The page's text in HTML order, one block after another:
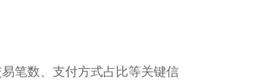
笔数、支付方式占比等关键信